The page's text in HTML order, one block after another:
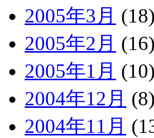
2005年3月 (18)
2005年2月 (16)
2005年1月 (10)
2004年12月 (8)
2004年11月